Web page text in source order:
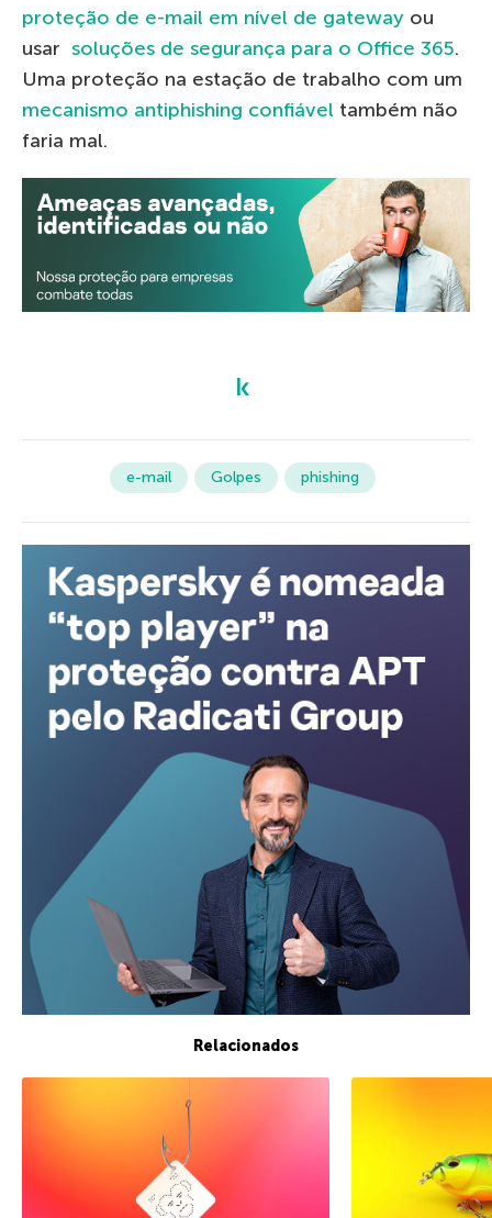
proteção de e-mail em nível de gateway ou
usar soluções de segurança para o Office 365.
Uma proteção na estação de trabalho com um
mecanismo antiphishing confiável também não
faria mal.
e-mail Golpes phishing
Relacionados